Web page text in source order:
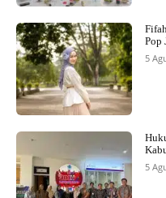
Pop
5
5